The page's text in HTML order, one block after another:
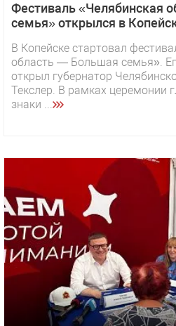
Фестиваль «Челябинская
семья» открылся в
В Копейске стартовал
область — Большая семья».
открыл губернатор
Текслер. В рамках церемонии
знаки ...